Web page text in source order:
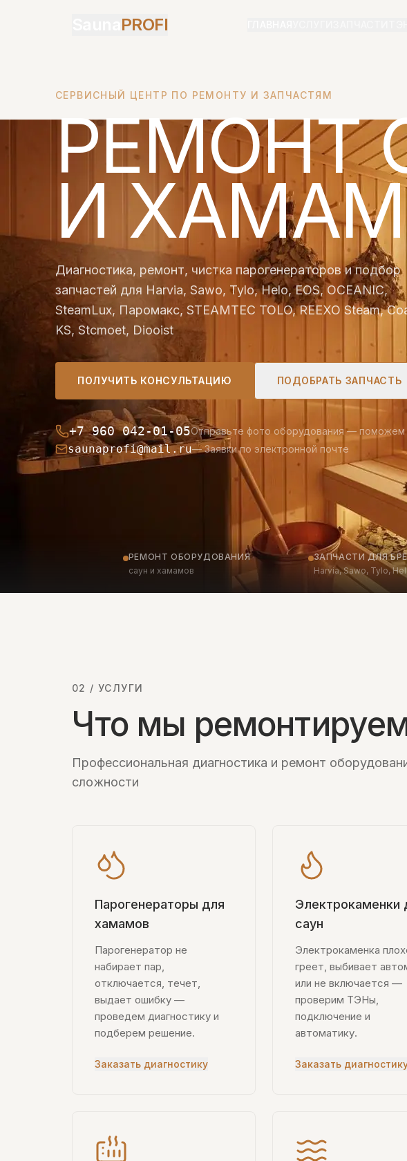
PROFI
СЕРВИСНЫЙ ЦЕНТР ПО РЕМОНТУ И ЗАПЧАСТЯМ
РЕМОНТ
И
Диагностика, ремонт, чистка парогенераторов и подбор
запчастей для Harvia, Sawo, Tylo, Helo, EOS, OCEANIC,
SteamLux, Паромакс, STEAMTEC TOLO, REEXO Steam,
KS, Stcmoet, Diooist
ПОЛУЧИТЬ КОНСУЛЬТАЦИЮ ПОДОБРАТЬ ЗАПЧАСТЬ
+7 960 042-01-05Отправьте фото оборудования —
saunaprofi@mail.ru— Заявки по электронной почте
РЕМОНТ ОБОРУДОВАНИЯ
саун и хамамов
ЗАПЧАСТИ ДЛЯ
Harvia, Sawo, Tylo,
02 / УСЛУГИ
Что мы
Профессиональная диагностика и ремонт
сложности
Парогенераторы для
хамамов
Парогенератор не
набирает пар,
отключается, течет,
выдает ошибку —
проведем диагностику и
подберем решение.
Заказать диагностику
Электрокаменки
саун
Электрокаменка
греет, выбивает
или не включается —
проверим ТЭНы,
подключение и
автоматику.
Заказать